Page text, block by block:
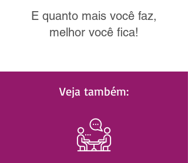
E quanto mais você faz,
melhor você fica!
Veja também: